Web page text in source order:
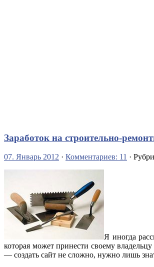
Заработок на строительно-
07. Январь 2012 · Комментариев: 11 ·
Я иногда
которая может принести своему
— создать сайт не сложно, нужно лишь